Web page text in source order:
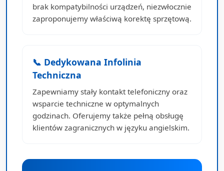
brak kompatybilności urządzeń, niezwłocznie
zaproponujemy właściwą korektę sprzętową.
📞 Dedykowana Infolinia
Techniczna
Zapewniamy stały kontakt telefoniczny oraz
wsparcie techniczne w optymalnych
godzinach. Oferujemy także pełną obsługę
klientów zagranicznych w języku angielskim.